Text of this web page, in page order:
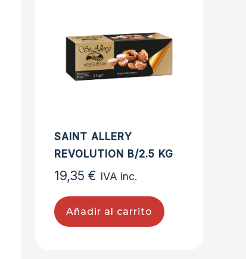
SAINT ALLERY
REVOLUTION B/2.5 KG
19,35€ IVA inc.
Añadir al carrito